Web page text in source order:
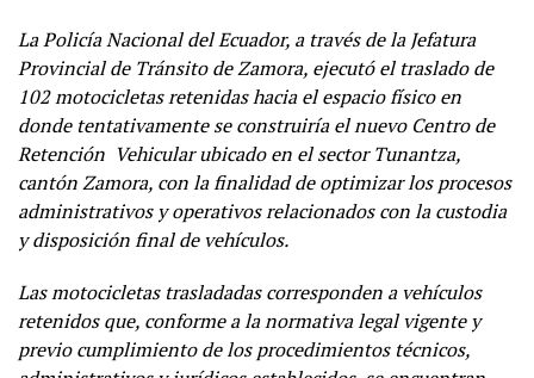
La Policía Nacional del Ecuador, a través de la Jefatura
Provincial de Tránsito de Zamora, ejecutó el traslado de
102 motocicletas retenidas hacia el espacio físico en
donde tentativamente se construiría el nuevo Centro de
Retención Vehicular ubicado en el sector Tunantza,
cantón Zamora, con la finalidad de optimizar los procesos
administrativos y operativos relacionados con la custodia
y disposición final de vehículos.
Las motocicletas trasladadas corresponden a vehículos
retenidos que, conforme a la normativa legal vigente y
previo cumplimiento de los procedimientos técnicos,